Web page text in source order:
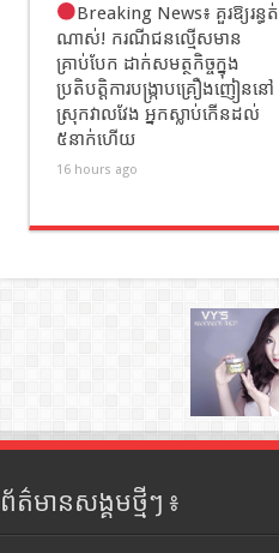
Breaking News៖ គួរឱ្យរន្ធត់
ណាស់! ករណីជនល្មើសមាន
គ្រាប់បែក ដាក់សមត្ថកិច្ចក្នុង
ប្រតិបត្តិការបង្ក្រាបគ្រឿងញៀននៅ
ស្រុកវាលវែង អ្នកស្លាប់កើនដល់
៥នាក់ហើយ
16 hours ago
ព័ត៌មានសង្គមថ្មីៗ ៖